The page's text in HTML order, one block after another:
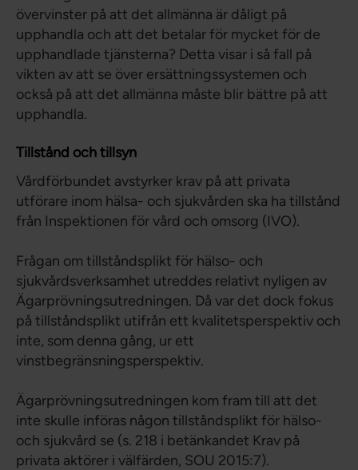
övervinster på att det allmänna är dåligt på
upphandla och att det betalar för mycket för de
upphandlade tjänsterna? Detta visar i så fall på
vikten av att se över ersättningssystemen och
också på att det allmänna måste blir bättre på att
upphandla.
Tillstånd och tillsyn
Vårdförbundet avstyrker krav på att privata
utförare inom hälsa- och sjukvården ska ha tillstånd
från Inspektionen för vård och omsorg (IVO).
Frågan om tillståndsplikt för hälso- och
sjukvårdsverksamhet utreddes relativt nyligen av
Ägarprövningsutredningen. Då var det dock fokus
på tillståndsplikt utifrån ett kvalitetsperspektiv och
inte, som denna gång, ur ett
vinstbegränsningsperspektiv.
Ägarprövningsutredningen kom fram till att det
inte skulle införas någon tillståndsplikt för hälso-
och sjukvård se (s. 218 i betänkandet Krav på
privata aktörer i välfärden, SOU 2015:7).